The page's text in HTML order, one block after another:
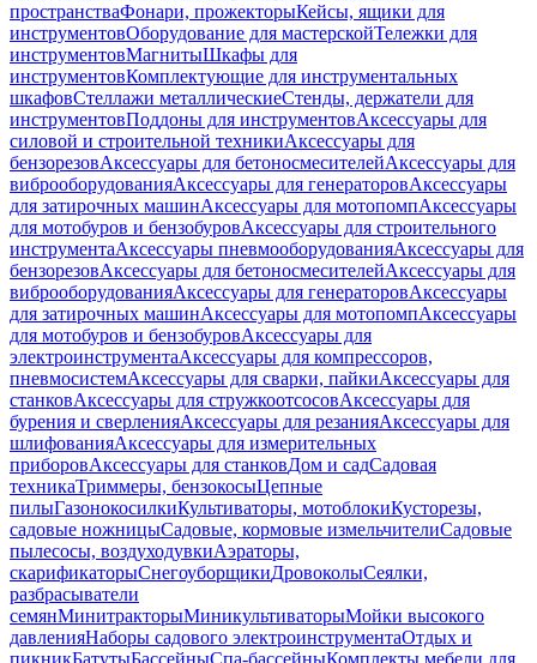
пространстваФонари, прожекторыКейсы, ящики для
инструментовОборудование для мастерскойТележки для
инструментовМагнитыШкафы для
инструментовКомплектующие для инструментальных
шкафовСтеллажи металлическиеСтенды, держатели для
инструментовПоддоны для инструментовАксессуары для
силовой и строительной техникиАксессуары для
бензорезовАксессуары для бетоносмесителейАксессуары для
виброоборудованияАксессуары для генераторовАксессуары
для затирочных машинАксессуары для мотопомпАксессуары
для мотобуров и бензобуровАксессуары для строительного
инструментаАксессуары пневмооборудованияАксессуары для
бензорезовАксессуары для бетоносмесителейАксессуары для
виброоборудованияАксессуары для генераторовАксессуары
для затирочных машинАксессуары для мотопомпАксессуары
для мотобуров и бензобуровАксессуары для
электроинструментаАксессуары для компрессоров,
пневмосистемАксессуары для сварки, пайкиАксессуары для
станковАксессуары для стружкоотсосовАксессуары для
бурения и сверленияАксессуары для резанияАксессуары для
шлифованияАксессуары для измерительных
приборовАксессуары для станковДом и садСадовая
техникаТриммеры, бензокосыЦепные
пилыГазонокосилкиКультиваторы, мотоблокиКусторезы,
садовые ножницыСадовые, кормовые измельчителиСадовые
пылесосы, воздуходувкиАэраторы,
скарификаторыСнегоуборщикиДровоколыСеялки,
разбрасыватели
семянМинитракторыМиникультиваторыМойки высокого
давленияНаборы садового электроинструментаОтдых и
пикникБатутыБассейныСпа-бассейныКомплекты мебели для